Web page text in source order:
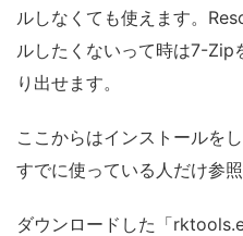
ルしなくても使えます。
ルしたくないって時は7-
り出せます。
ここからはインストールを
すでに使っている人だけ参照
ダウンロードした「